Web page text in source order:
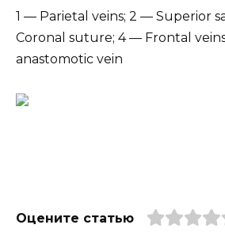
1 — Parietal veins; 2 — Superior
Coronal suture; 4 — Frontal
anastomotic vein
Оцените статью